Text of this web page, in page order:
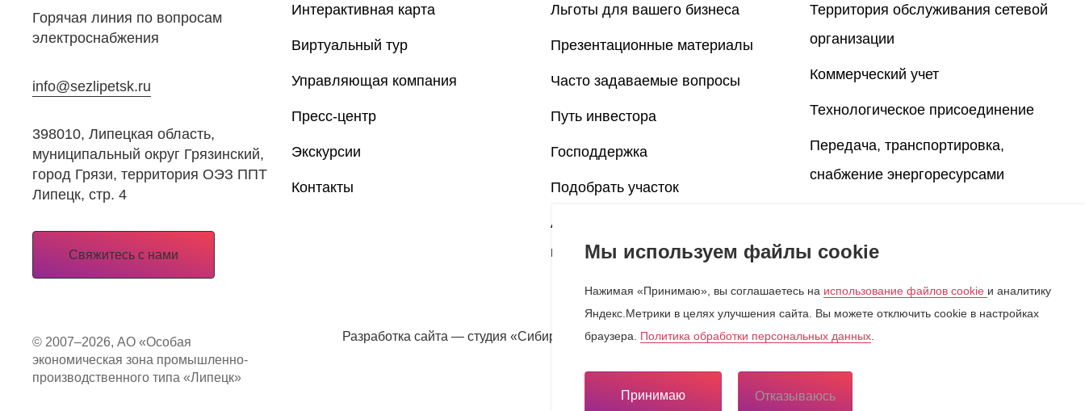
Горячая линия по вопросам
электроснабжения
info@sezlipetsk.ru
398010, Липецкая область,
муниципальный округ Грязинский,
город Грязи, территория ОЭЗ ППТ
Липецк, стр. 4
Свяжитесь с нами
Интерактивная карта
Виртуальный тур
Управляющая компания
Пресс-центр
Экскурсии
Контакты
Льготы для вашего бизнеса
Презентационные материалы
Часто задаваемые вопросы
Путь инвестора
Господдержка
Подобрать участок
Аренда производственных
помещений
Территория обслуживания сетевой
организации
Коммерческий учет
Технологическое присоединение
Передача, транспортировка,
снабжение энергоресурсами
Спорт на ОЭЗ Липецк
© 2007–2026, АО «Особая
экономическая зона промышленно-
производственного типа «Липецк»
Разработка сайта — студия «Сибирикс»
Согласие на обработку персональных данных
Мы используем файлы cookie
Нажимая «Принимаю», вы соглашаетесь на использование файлов cookie и аналитику
Яндекс.Метрики в целях улучшения сайта. Вы можете отключить cookie в настройках
браузера. Политика обработки персональных данных
Принимаю Отказываюсь